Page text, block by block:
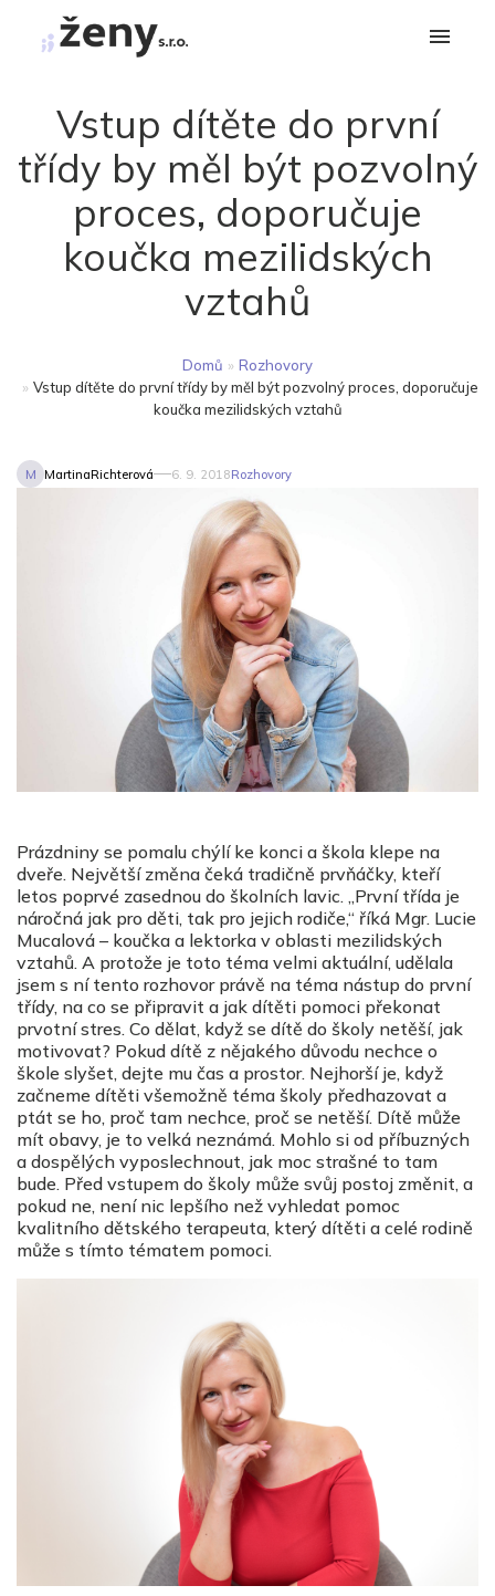
Vstup dítěte do první
třídy by měl být pozvolný
proces, doporučuje
koučka mezilidských
vztahů
Domů » Rozhovory
» Vstup dítěte do první třídy by měl být pozvolný proces, doporučuje
koučka mezilidských vztahů
M MartinaRichterová 6. 9. 2018Rozhovory
Prázdniny se pomalu chýlí ke konci a škola klepe na
dveře. Největší změna čeká tradičně prvňáčky, kteří
letos poprvé zasednou do školních lavic. „První třída je
náročná jak pro děti, tak pro jejich rodiče,“ říká Mgr. Lucie
Mucalová – koučka a lektorka v oblasti mezilidských
vztahů. A protože je toto téma velmi aktuální, udělala
jsem s ní tento rozhovor právě na téma nástup do první
třídy, na co se připravit a jak dítěti pomoci překonat
prvotní stres. Co dělat, když se dítě do školy netěší, jak
motivovat? Pokud dítě z nějakého důvodu nechce o
škole slyšet, dejte mu čas a prostor. Nejhorší je, když
začneme dítěti všemožně téma školy předhazovat a
ptát se ho, proč tam nechce, proč se netěší. Dítě může
mít obavy, je to velká neznámá. Mohlo si od příbuzných
a dospělých vyposlechnout, jak moc strašné to tam
bude. Před vstupem do školy může svůj postoj změnit, a
pokud ne, není nic lepšího než vyhledat pomoc
kvalitního dětského terapeuta, který dítěti a celé rodině
může s tímto tématem pomoci.